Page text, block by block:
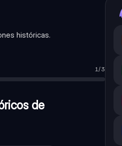
históricas.
1/3
de
en un líder o partido único